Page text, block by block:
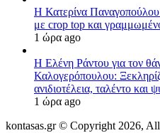
Η Κατερίνα
με crop top και
1 ώρα ago
Η Ελένη Ράντου για τον
Καλογερόπουλου:
ανιδιοτέλεια, ταλέντο και
1 ώρα ago
kontasas.gr © Copyright 2026,